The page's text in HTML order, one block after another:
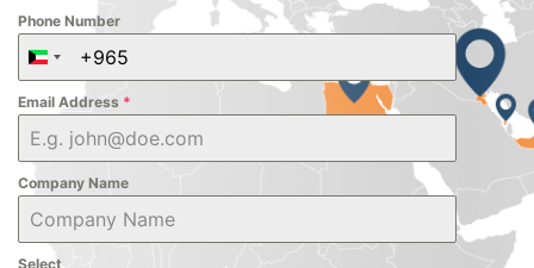
Phone Number
Kuwait +965
Email Address *
Company Name
Select